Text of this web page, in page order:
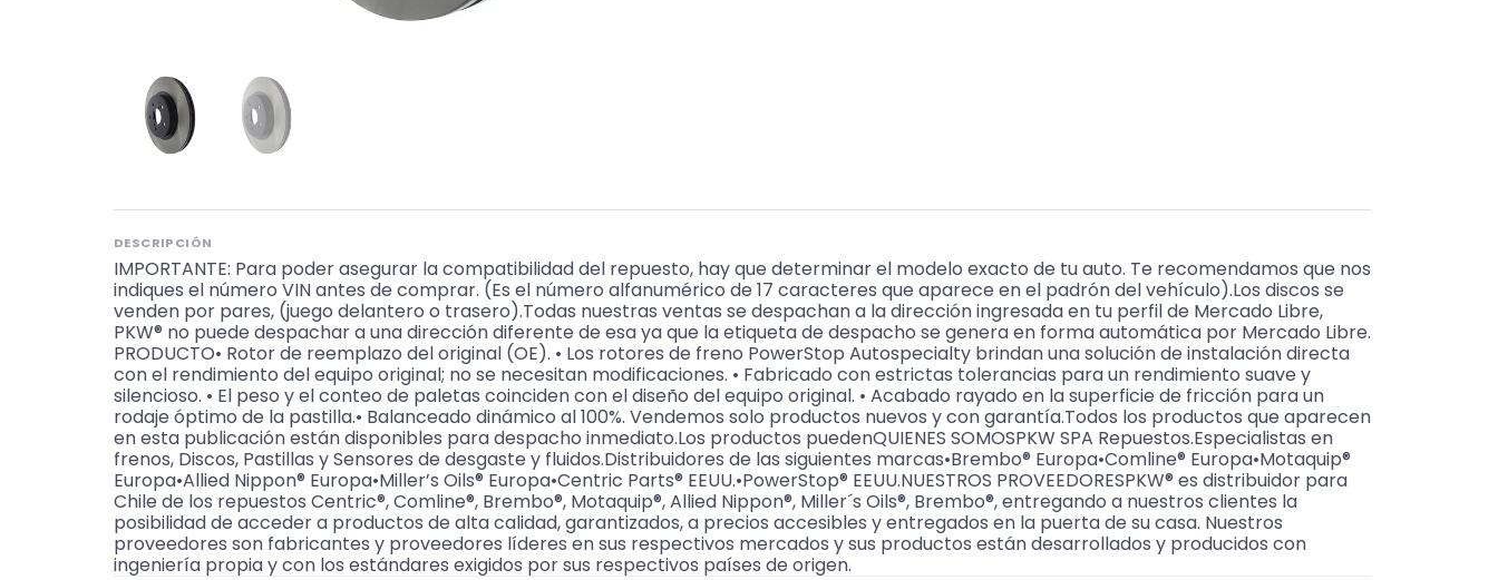
DESCRIPCIÓN
IMPORTANTE: Para poder asegurar la compatibilidad del repuesto, hay que determinar el modelo exacto de tu auto. Te recomendamos que nos
indiques el número VIN antes de comprar. (Es el número alfanumérico de 17 caracteres que aparece en el padrón del vehículo).Los discos se
venden por pares, (juego delantero o trasero).Todas nuestras ventas se despachan a la dirección ingresada en tu perfil de Mercado Libre,
PKW® no puede despachar a una dirección diferente de esa ya que la etiqueta de despacho se genera en forma automática por Mercado Libre.
PRODUCTO• Rotor de reemplazo del original (OE). • Los rotores de freno PowerStop Autospecialty brindan una solución de instalación directa
con el rendimiento del equipo original; no se necesitan modificaciones. • Fabricado con estrictas tolerancias para un rendimiento suave y
silencioso. • El peso y el conteo de paletas coinciden con el diseño del equipo original. • Acabado rayado en la superficie de fricción para un
rodaje óptimo de la pastilla.• Balanceado dinámico al 100%. Vendemos solo productos nuevos y con garantía.Todos los productos que aparecen
en esta publicación están disponibles para despacho inmediato.Los productos puedenQUIENES SOMOSPKW SPA Repuestos.Especialistas en
frenos, Discos, Pastillas y Sensores de desgaste y fluidos.Distribuidores de las siguientes marcas•Brembo® Europa•Comline® Europa•Motaquip®
Europa•Allied Nippon® Europa•Miller’s Oils® Europa•Centric Parts® EEUU.•PowerStop® EEUU.NUESTROS PROVEEDORESPKW® es distribuidor para
Chile de los repuestos Centric®, Comline®, Brembo®, Motaquip®, Allied Nippon®, Miller´s Oils®, Brembo®, entregando a nuestros clientes la
posibilidad de acceder a productos de alta calidad, garantizados, a precios accesibles y entregados en la puerta de su casa. Nuestros
proveedores son fabricantes y proveedores líderes en sus respectivos mercados y sus productos están desarrollados y producidos con
ingeniería propia y con los estándares exigidos por sus respectivos países de origen.